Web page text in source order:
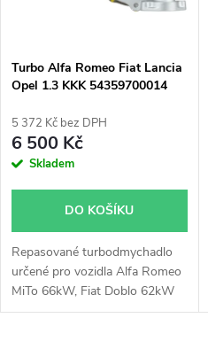
p
r
o
u
k
s
p
r
o
d
u
k
Turbo Alfa Romeo Fiat Lancia
Opel 1.3 KKK 54359700014
5 372 Kč bez DPH
6 500 Kč
Skladem
DO KOŠÍKU
Repasované turbodmychadlo
určené pro vozidla Alfa Romeo
MiTo 66kW, Fiat Doblo 62kW
66kW, Grande Punto 66kW,